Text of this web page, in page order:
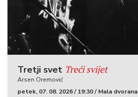
Tretji svet Treći svijet
Arsen Oremović
petek, 07. 08. 2026 / 19:30 / Mala dvorana